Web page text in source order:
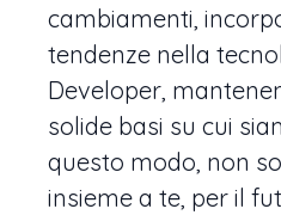
cambiamenti,
tendenze nella
Developer,
solide basi su cui
questo modo, non
insieme a te, per il